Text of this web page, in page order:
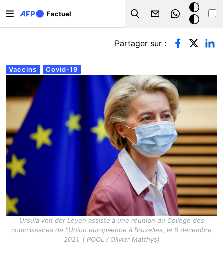
Factuel
Search
Mode
sombre
Onglets principaux
Vaccins Covid-19
Partager sur :
Ursula von der Leyen assiste à une réunion du Collège des
commissaires de l'Union européenne à Bruxelles, le 8 décembre
2021. ( POOL / Olivier Matthys)